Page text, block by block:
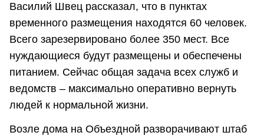
Василий Швец рассказал, что в пунктах
временного размещения находятся 60 человек.
Всего зарезервировано более 350 мест. Все
нуждающиеся будут размещены и обеспечены
питанием. Сейчас общая задача всех служб и
ведомств – максимально оперативно вернуть
людей к нормальной жизни.
Возле дома на Объездной разворачивают штаб